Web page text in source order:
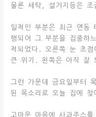
물론 세탁, 설거지등은 조
일적인 부분은 최근 연동
행되어 그 부분을 집중하
적되었다. 오른쪽 눈 초
큰 위기. 왼쪽은 아직 잘
그런 가운데 금요일부터
된 목소리로 오늘 집에 찾
고마운 마음에 사과주스를